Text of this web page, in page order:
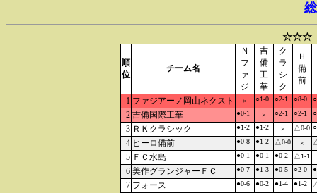
☆☆☆
順
位
チーム名
Ｎ
フ
ァ
ジ
吉
備
工
華
ク
ラ
シ
ク
Ｈ
備
前
1 ファジアーノ岡山ネクスト × ○1-0 ○2-1 ○8-0
2 吉備国際工華 ●0-1 × ○2-1 ○2-1
3 ＲＫクラシック ●1-2 ●1-2 × △0-0
4 ヒーロ備前 ●0-8 ●1-2 △0-0 ×
5 ＦＣ水島 ●0-1 ●0-1 ●0-2 △1-1
6 美作グランジャーＦＣ ●0-7 ●1-3 ●0-5 ○2-0
7 フォース ●0-6 ●0-2 ●1-4 ●1-2